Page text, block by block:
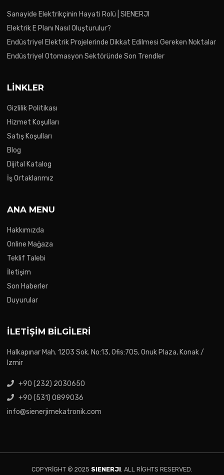
Sanayide Elektrikçinin Hayati Rolü | SIENERJI
Elektrik E Planı Nasıl Oluşturulur?
Endüstriyel Elektrik Projelerinde Dikkat Edilmesi Gereken Noktalar
Endüstriyel Otomasyon Sektöründe Son Trendler
LINKLER
Gizlilik Politikası
Hizmet Koşulları
Satış Koşulları
Blog
Dijital Katalog
İş Ortaklarımız
ANA MENU
Hakkımızda
Online Mağaza
Teklif Talebi
İletişim
Son Haberler
Duyurular
İLETIŞIM BILGILERI
Halkapınar Mah. 1203 Sok. No:13, Ofis:705, Onuk Plaza, Konak /
Izmir
+90 (232) 2030650
+90 (531) 0899036
info@sienerjimekatronik.com
COPYRIGHT © 2025 SIENERJI. ALL RIGHTS RESERVED.